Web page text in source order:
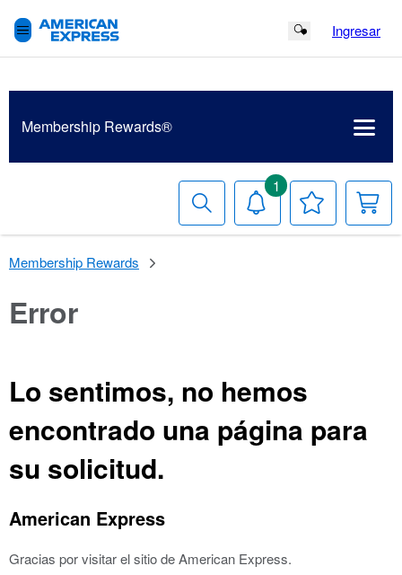
Search Button
Ingresar
Membership Rewards®
Buscar Notificaciones
1
Tu
de
Membership Rewards
Error
Lo sentimos, no hemos
encontrado una página para
su solicitud.
American Express
Gracias por visitar el sitio de American Express.